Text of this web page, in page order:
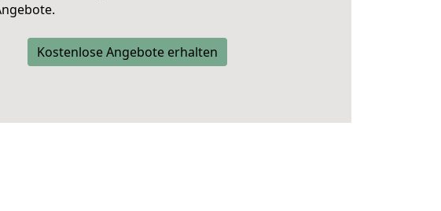
Kostenlose Angebote erhalten